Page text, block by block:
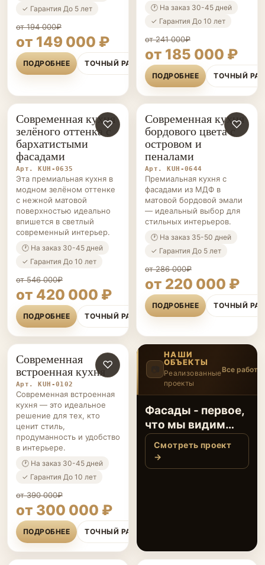
✓ Гарантия До 5 лет
от 194 000₽
от 149 000 ₽
ПОДРОБНЕЕ ТОЧНЫЙ РАСЧЁТ
🕐 На заказ 30-45 дней
✓ Гарантия До 10 лет
от 241 000₽
от 185 000 ₽
ПОДРОБНЕЕ ТОЧНЫЙ
КУХНИ НА ЗАКАЗ ♡
Современная кухня
зелёного оттенка с
бархатистыми
фасадами
Арт. KUH-0635
Эта премиальная кухня в
модном зелёном оттенке
с нежной матовой
поверхностью идеально
впишется в светлый
современный интерьер.
🕐 На заказ 30-45 дней
✓ Гарантия До 10 лет
от 546 000₽
от 420 000 ₽
ПОДРОБНЕЕ ТОЧНЫЙ РАСЧЁТ
КУХНИ НА ЗАКАЗ ♡
Современная кухня
бордового цвета с
островом и
пеналами
Арт. KUH-0644
Премиальная кухня с
фасадами из МДФ в
матовой бордовой эмали
— идеальный выбор для
стильных интерьеров.
🕐 На заказ 35-50 дней
✓ Гарантия До 5 лет
от 286 000₽
от 220 000 ₽
ПОДРОБНЕЕ ТОЧНЫЙ
КУХНИ НА ЗАКАЗ ♡
Современная
встроенная кухня
Арт. KUH-0102
Современная встроенная
кухня — это идеальное
решение для тех, кто
ценит стиль,
продуманность и удобство
в интерьере.
🕐 На заказ 30-45 дней
✓ Гарантия До 10 лет
от 390 000₽
от 300 000 ₽
ПОДРОБНЕЕ ТОЧНЫЙ РАСЧЁТ
НАШИ
ОБЪЕКТЫ
Реализованные
проекты
Все
‹ ›
Фасады - первое,
что мы видим
каждое утро,
открывая кухню…
Смотреть проект
→